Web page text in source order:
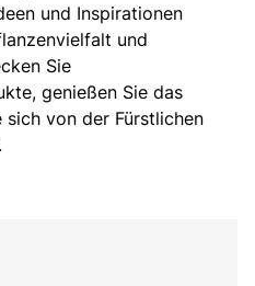
und Inspirationen
und
Sie
genießen Sie das
sich von der Fürstlichen